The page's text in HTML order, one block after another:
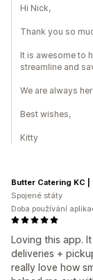
Hi Nick,
Thank you so
It is awesome to
streamline and
We are always
Best wishes,
Kitty
Loving this app.
deliveries +
really love how
Butter Catering KC |
Spojené státy
Doba používání